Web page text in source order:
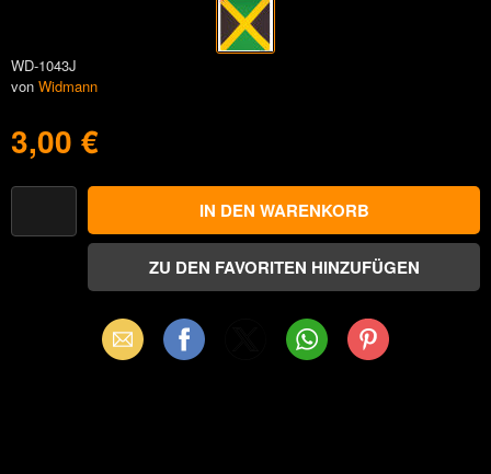
WD-1043J
von Widmann
3,00 €
Email Facebook WhatsAppPinterest